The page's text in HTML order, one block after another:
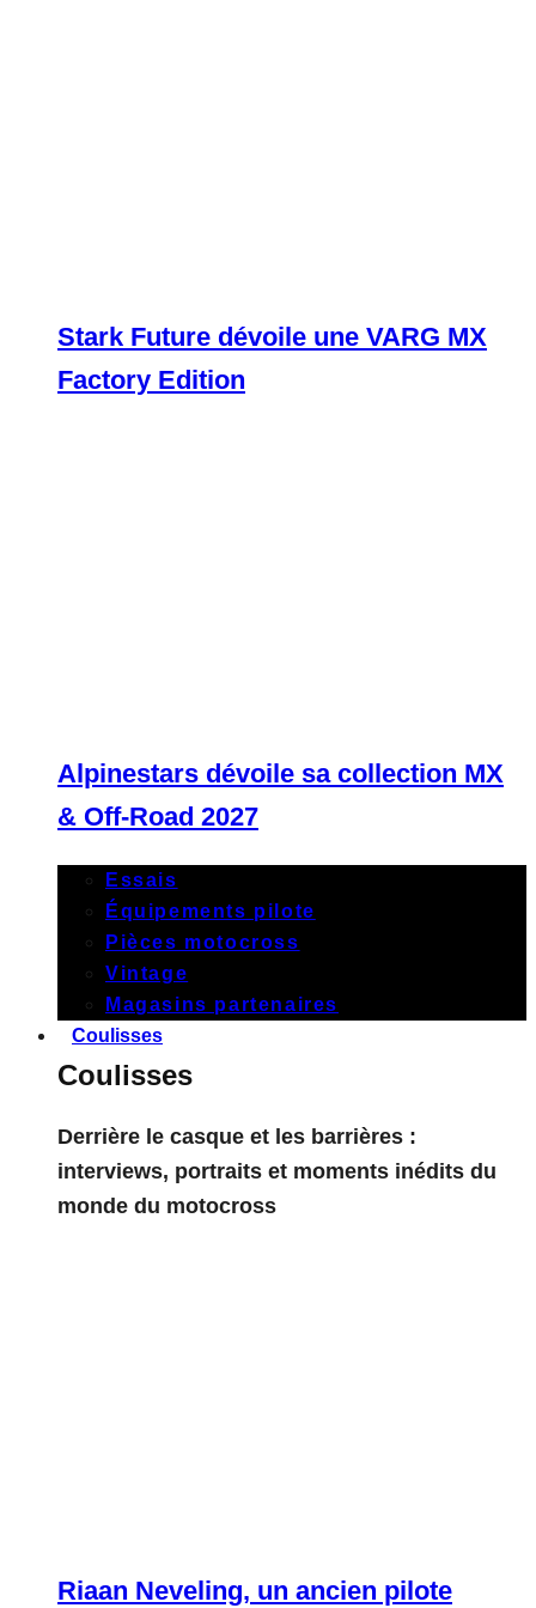
Stark Future dévoile une VARG MX
Factory Edition
Alpinestars dévoile sa collection MX
& Off-Road 2027
Essais
Équipements pilote
Pièces motocross
Vintage
Magasins partenaires
Coulisses
Coulisses
Derrière le casque et les barrières :
interviews, portraits et moments inédits du
monde du motocross
Riaan Neveling, un ancien pilote